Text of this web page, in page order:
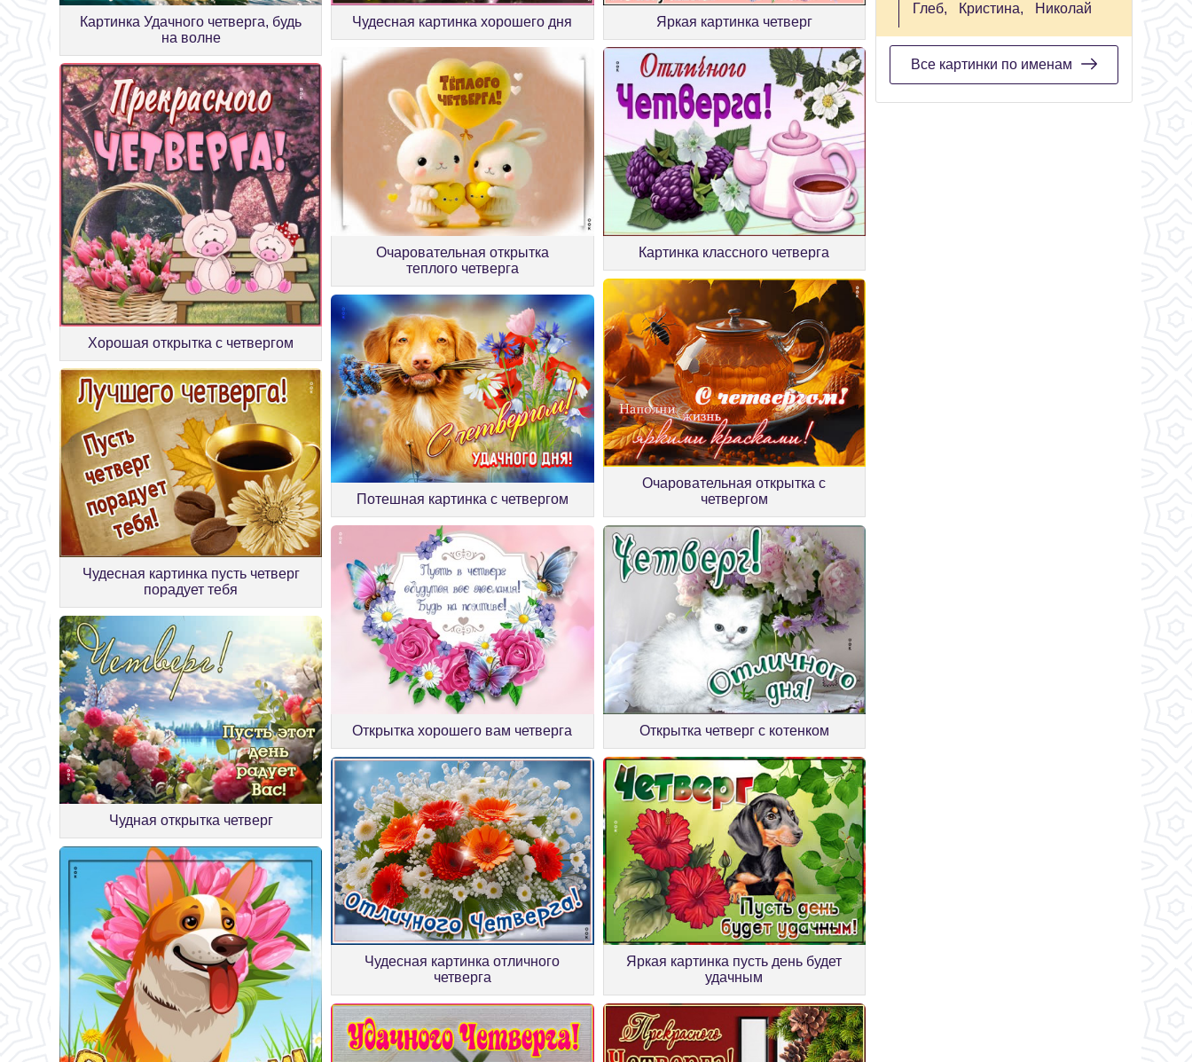
Картинка Удачного четверга, будь
на волне
Чудесная картинка хорошего дня Яркая картинка четверг
Хорошая открытка с четвергом
Очаровательная открытка
теплого четверга
Картинка классного четверга
Чудесная картинка пусть четверг
порадует тебя
Потешная картинка с четвергом
Очаровательная открытка с
четвергом
Чудная открытка четверг
Открытка хорошего вам четверга Открытка четверг с котенком
Чудесная картинка отличного
четверга
Яркая картинка пусть день будет
удачным
Глеб,
Кристина, Николай
Все картинки по именам